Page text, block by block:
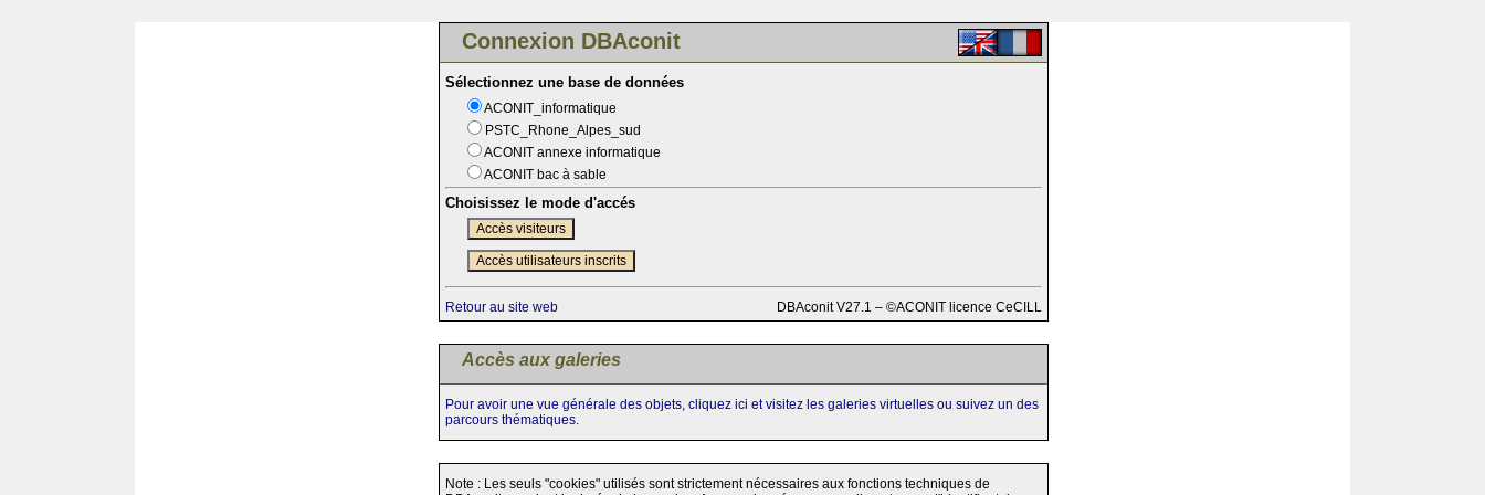
Connexion DBAconit
Sélectionnez une base de données
ACONIT_informatique
PSTC_Rhone_Alpes_sud
ACONIT annexe informatique
ACONIT bac à sable
Choisissez le mode d'accés
Accès visiteurs
Accès utilisateurs inscrits
Retour au site web DBAconit V27.1 – ©ACONIT licence CeCILL
Accès aux galeries
Pour avoir une vue générale des objets, cliquez ici et visitez les galeries virtuelles ou suivez un des
parcours thématiques.
Note : Les seuls "cookies" utilisés sont strictement nécessaires aux fonctions techniques de